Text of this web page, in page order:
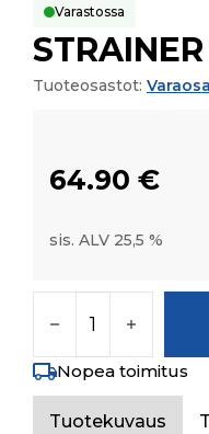
Varastossa
Tuoteosastot:
64.90 €
sis. ALV 25,5 %
Nopea toimitus
Tuotekuvaus